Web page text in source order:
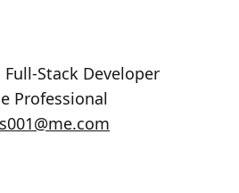
Stack Developer
Professional